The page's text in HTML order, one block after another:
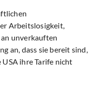
Arbeitslosigkeit,
unverkauften
an, dass sie bereit sind,
ihre Tarife nicht